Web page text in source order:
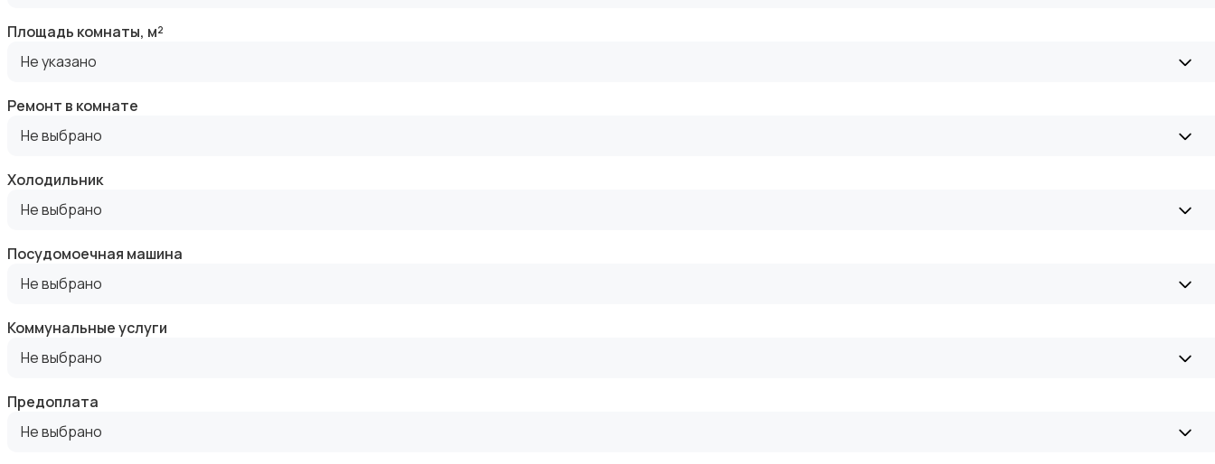
Аренда комнаты длительно
Аренда квартиры посуточно
Площадь комнаты, м²
Не указано
Ремонт в комнате
Не выбрано
Холодильник
Не выбрано
Посудомоечная машина
Не выбрано
Коммунальные услуги
Не выбрано
Предоплата
Не выбрано